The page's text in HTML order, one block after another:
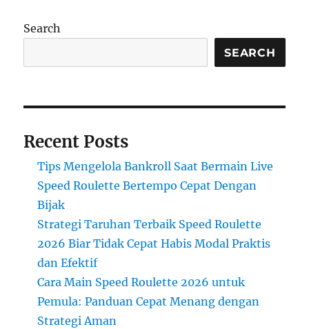
Search
SEARCH
Recent Posts
Tips Mengelola Bankroll Saat Bermain Live
Speed Roulette Bertempo Cepat Dengan
Bijak
Strategi Taruhan Terbaik Speed Roulette
2026 Biar Tidak Cepat Habis Modal Praktis
dan Efektif
Cara Main Speed Roulette 2026 untuk
Pemula: Panduan Cepat Menang dengan
Strategi Aman